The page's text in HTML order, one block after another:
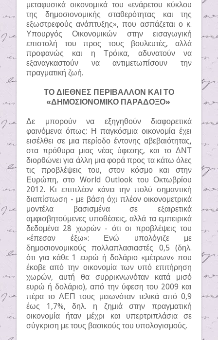
μεταφυσικά οικονομικά του «ενάρετου κύκλου
της δημοσιονομικής σταθερότητας και της
εξωστρεφούς ανάπτυξης», που ασπάζεται ο κ.
Υπουργός Οικονομικών στην εισαγωγική
επιστολή του προς τους βουλευτές, αλλά
προφανώς και η Τρόικα, αδυνατούν να
εξαναγκαστούν να αντιμετωπίσουν την
πραγματική ζωή.
ΤΟ ΔΙΕΘΝΕΣ ΠΕΡΙΒΑΛΛΟΝ ΚΑΙ ΤΟ
«ΔΗΜΟΣΙΟΝΟΜΙΚΟ ΠΑΡΑΔΟΞΟ»
Δε μπορούν να εξηγηθούν διαφορετικά
φαινόμενα όπως: Η παγκόσμια οικονομία έχει
εισέλθει σε μια περίοδο έντονης αβεβαιότητας,
στα πρόθυρα μιας νέας ύφεσης, και το ΔΝΤ
διορθώνει για άλλη μια φορά προς τα κάτω όλες
τις προβλέψεις του, στον κόσμο και στην
Ευρώπη, στο World Outlook του Οκτωβρίου
2012. Κι επιπλέον κάνει την πολύ σημαντική
διαπίστωση - με βάση όχι πλέον οικονομετρικά
μοντέλα βασισμένα σε εξαιρετικά
αμφισβητούμενες υποθέσεις, αλλά τα εμπειρικά
δεδομένα 28 χωρών - ότι οι προβλέψεις του
«έπεσαν έξω»: Ενώ υπολόγιζε με
δημοσιονομικούς πολλαπλασιαστές 0,5 (δηλ.
ότι για κάθε 1 ευρώ ή δολάριο «μέτρων» που
έκοβε από την οικονομία των υπό επιτήρηση
χωρών, αυτή θα συρρικνωνόταν κατά μισό
ευρώ ή δολάριο), από την ύφεση του 2009 και
πέρα το ΑΕΠ τους μειωνόταν τελικά από 0,9
έως 1,7%, δηλ. η ζημιά στην πραγματική
οικονομία ήταν μέχρι και υπερτριπλάσια σε
σύγκριση με τους βασικούς του υπολογισμούς.